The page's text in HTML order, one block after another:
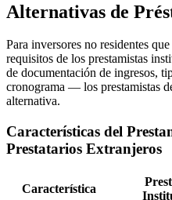
Alternativas de
Para inversores no residentes
requisitos de los prestamistas
de documentación de ingresos,
cronograma — los prestamistas
alternativa.
Características del
Prestatarios Extranjeros
Característica